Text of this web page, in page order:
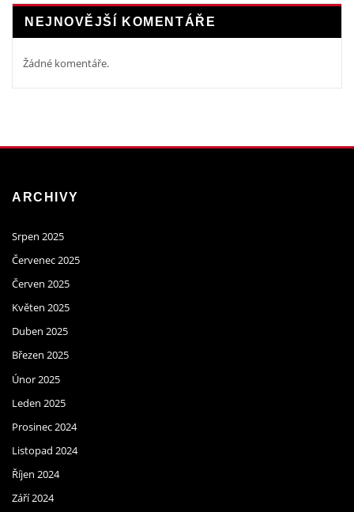
NEJNOVĚJŠÍ KOMENTÁŘE
Žádné komentáře.
ARCHIVY
Srpen 2025
Červenec 2025
Červen 2025
Květen 2025
Duben 2025
Březen 2025
Únor 2025
Leden 2025
Prosinec 2024
Listopad 2024
Říjen 2024
Září 2024